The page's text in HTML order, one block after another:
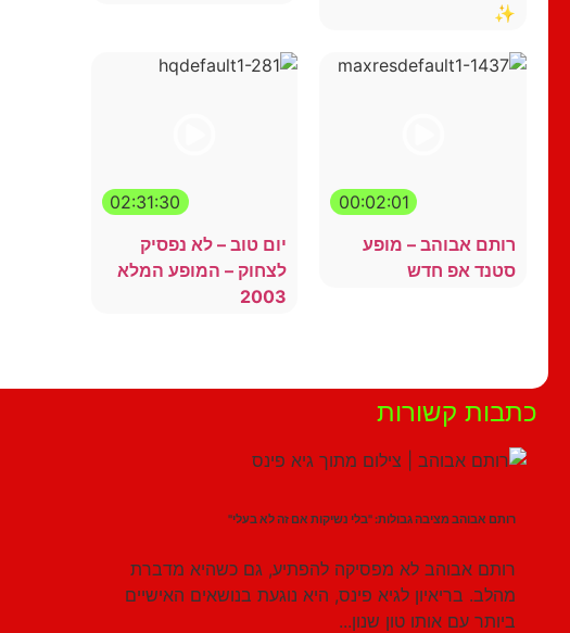
✨
00:02:01
רותם אבוהב – מופע
סטנד אפ חדש
02:31:30
יום טוב – לא נפסיק
לצחוק – המופע המלא
2003
כתבות קשורות
רותם אבוהב מציבה גבולות: "בלי נשיקות אם זה לא בעלי"
רותם אבוהב לא מפסיקה להפתיע, גם כשהיא מדברת
מהלב. בריאיון לגיא פינס, היא נוגעת בנושאים האישיים
ביותר עם אותו טון שנון...